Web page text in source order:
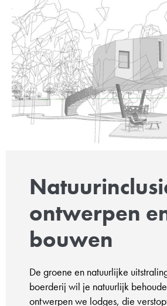
ontwerpen
bouwen
De groene en natuurlijke
boerderij wil je natuurlijk
ontwerpen we lodges, die